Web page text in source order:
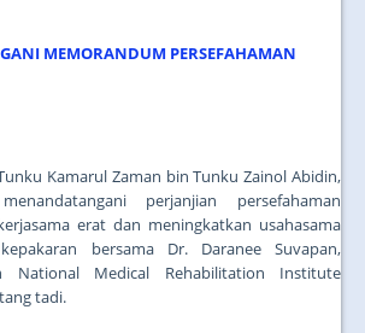
MEMORANDUM PERSEFAHAMAN
Kamarul Zaman bin Tunku Zainol Abidin,
perjanjian persefahaman
erat dan meningkatkan usahasama
bersama Dr. Daranee Suvapan,
National Medical Rehabilitation Institute
tadi.